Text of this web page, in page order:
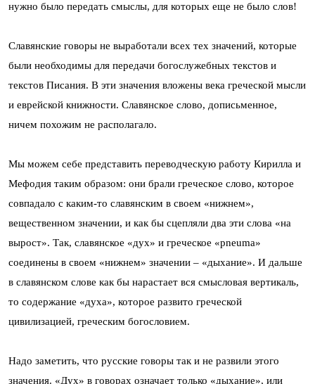
нужно было передать смыслы, для которых еще не было слов!
Славянские говоры не выработали всех тех значений, которые
были необходимы для передачи богослужебных текстов и
текстов Писания. В эти значения вложены века греческой мысли
и еврейской книжности. Славянское слово, дописьменное,
ничем похожим не располагало.
Мы можем себе представить переводческую работу Кирилла и
Мефодия таким образом: они брали греческое слово, которое
совпадало с каким-то славянским в своем «нижнем»,
вещественном значении, и как бы сцепляли два эти слова «на
вырост». Так, славянское «дух» и греческое «pneuma»
соединены в своем «нижнем» значении – «дыхание». И дальше
в славянском слове как бы нарастает вся смысловая вертикаль,
то содержание «духа», которое развито греческой
цивилизацией, греческим богословием.
Надо заметить, что русские говоры так и не развили этого
значения. «Дух» в говорах означает только «дыхание», или